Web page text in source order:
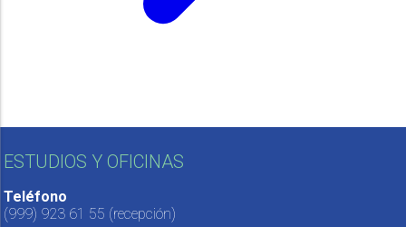
ESTUDIOS Y OFICINAS
Teléfono
(999) 923 61 55 (recepción)